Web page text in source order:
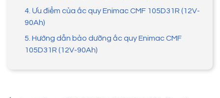
4. Ưu điểm của ắc quy Enimac CMF 105D31R (12V-
90Ah)
5. Hướng dẫn bảo dưỡng ắc quy Enimac CMF
105D31R (12V-90Ah)